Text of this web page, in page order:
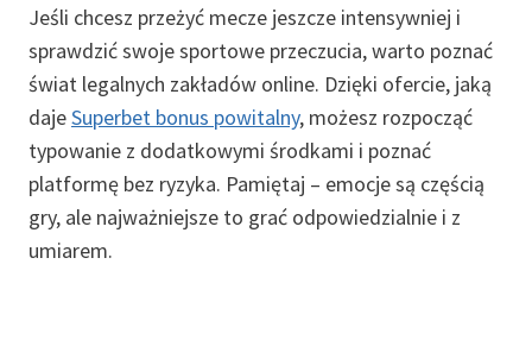
Jeśli chcesz przeżyć mecze jeszcze intensywniej i
sprawdzić swoje sportowe przeczucia, warto poznać
świat legalnych zakładów online. Dzięki ofercie, jaką
dajeSuperbet bonus powitalny, możesz rozpocząć
typowanie z dodatkowymi środkami i poznać
platformę bez ryzyka. Pamiętaj – emocje są częścią
gry, ale najważniejsze to grać odpowiedzialnie i z
umiarem.